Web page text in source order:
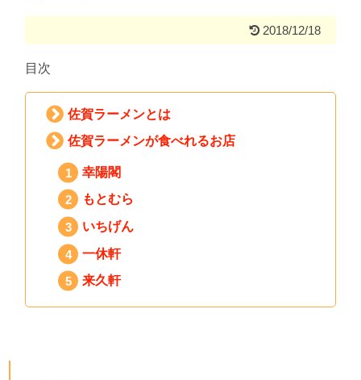
2018/12/18
目次
佐賀ラーメンとは
佐賀ラーメンが食べれるお店
幸陽閣
もとむら
いちげん
一休軒
来久軒